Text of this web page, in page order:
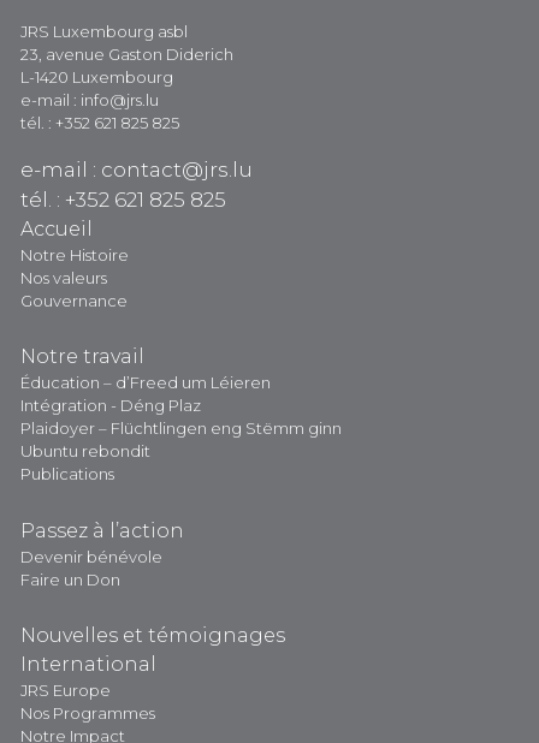
JRS Luxembourg asbl
23, avenue Gaston Diderich
L-1420 Luxembourg
e-mail : info@jrs.lu
tél. : +352 621 825 825
e-mail : contact@jrs.lu
tél. : +352 621 825 825
Accueil
Notre Histoire
Nos valeurs
Gouvernance
Notre travail
Éducation – d’Freed um Léieren
Intégration - Déng Plaz
Plaidoyer – Flüchtlingen eng Stëmm ginn
Ubuntu rebondit
Publications
Passez à l’action
Devenir bénévole
Faire un Don
Nouvelles et témoignages
International
JRS Europe
Nos Programmes
Notre Impact